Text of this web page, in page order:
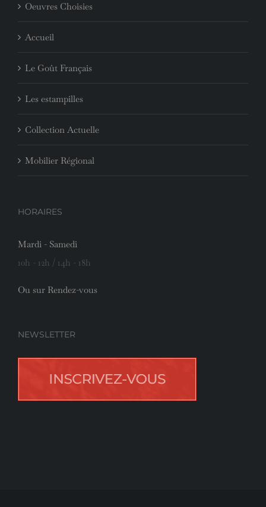
Oeuvres Choisies
Accueil
Le Goût Français
Les estampilles
Collection Actuelle
Mobilier Régional
HORAIRES
Mardi - Samedi
10h - 12h / 14h - 18h
Ou sur Rendez-vous
NEWSLETTER